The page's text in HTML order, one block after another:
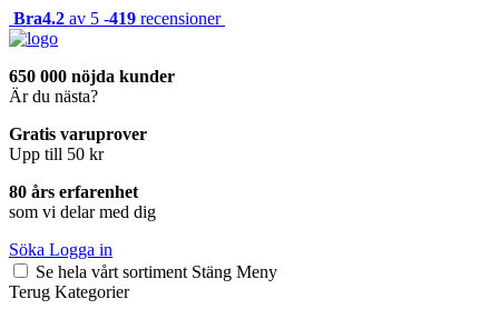
Bra4.2 av 5 -419 recensioner
650 000 nöjda kunder
Är du nästa?
Gratis varuprover
Upp till 50 kr
80 års erfarenhet
som vi delar med dig
Söka Logga in
Se hela vårt sortiment Stäng Meny
Terug Kategorier